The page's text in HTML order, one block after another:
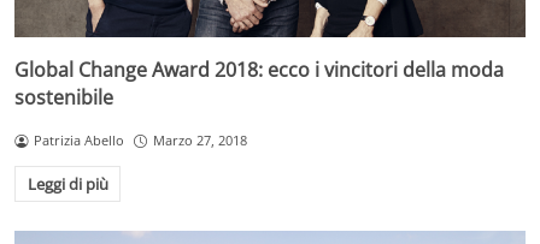
Global Change Award 2018: ecco i vincitori della moda
sostenibile
Patrizia Abello Marzo 27, 2018
Leggi di più